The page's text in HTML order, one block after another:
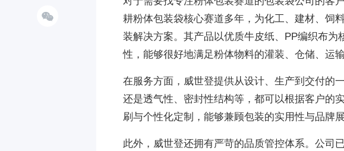

耕粉体包装袋核心赛道多年，为化工、建材、饲
装解决方案。其产品以优质牛皮纸、PP编织布
性，能够很好地满足粉体物料的灌装、仓储、运输
在服务方面，威世登提供从设计、生产到交付的
还是透气性、密封性结构等，都可以根据客户的
刷与个性化定制，能够兼顾包装的实用性与品牌展
此外，威世登还拥有严苛的品质管控体系。公司